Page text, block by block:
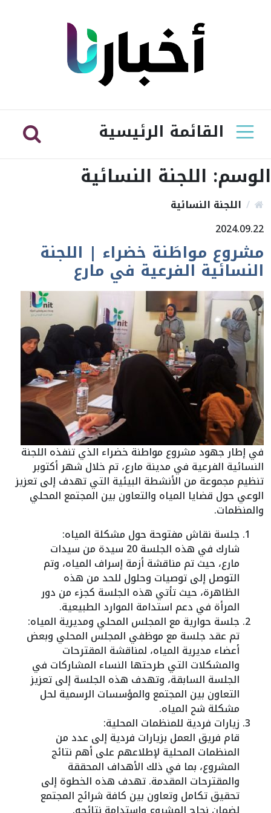
القائمة الرئيسية
الوسم: اللجنة النسائية
اللجنة النسائية
2024.09.22
مشروع مواطَنة خضراء | اللجنة
النسائية الفرعية في مارع
في إطار جهود مشروع مواطنة خضراء الذي تنفذه اللجنة
النسائية الفرعية في مدينة مارع، تم خلال شهر أكتوبر
تنظيم مجموعة من الأنشطة البيئية التي تهدف إلى تعزيز
الوعي حول قضايا المياه والتعاون بين المجتمع المحلي
والمنظمات.
جلسة نقاش مفتوحة حول مشكلة المياه:
شارك في هذه الجلسة 20 سيدة من سيدات
مارع، حيث تم مناقشة أزمة إسراف المياه، وتم
التوصل إلى توصيات وحلول للحد من هذه
الظاهرة، حيث تأتي هذه الجلسة كجزء من دور
المرأة في دعم استدامة الموارد الطبيعية.
جلسة حوارية مع المجلس المحلي ومديرية المياه:
تم عقد جلسة مع موظفي المجلس المحلي وبعض
أعضاء مديرية المياه، لمناقشة المقترحات
والمشكلات التي طرحتها النساء المشاركات في
الجلسة السابقة، وتهدف هذه الجلسة إلى تعزيز
التعاون بين المجتمع والمؤسسات الرسمية لحل
مشكلة شح المياه.
زيارات فردية للمنظمات المحلية:
قام فريق العمل بزيارات فردية إلى عدد من
المنظمات المحلية لإطلاعهم على أهم نتائج
المشروع، بما في ذلك الأهداف المحققة
والمقترحات المقدمة. تهدف هذه الخطوة إلى
تحقيق تكامل وتعاون بين كافة شرائح المجتمع